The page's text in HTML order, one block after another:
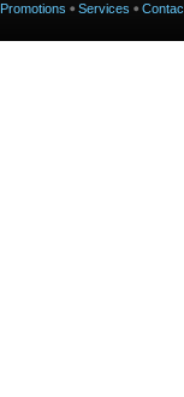
Promotions Services